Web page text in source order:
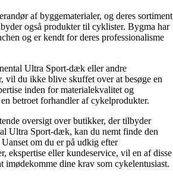
af byggematerialer, og deres sortiment
også produkter til cyklister. Bygma har
og er kendt for deres professionalisme
Ultra Sport-dæk eller andre
vil du ikke blive skuffet over at besøge en
inden for materialekvalitet og
betroet forhandler af cykelprodukter.
oversigt over butikker, der tilbyder
Ultra Sport-dæk, kan du nemt finde den
om du er på udkig efter
ekspertise eller kundeservice, vil en af ​​disse
dine krav som cykelentusiast.